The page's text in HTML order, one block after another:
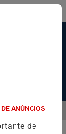
PRAIA
MENU
ANÚNCIOS
de